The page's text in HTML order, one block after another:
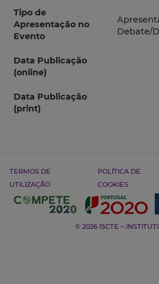
Tipo de
Apresentação no
Evento
Debate/
Data Publicação
(online)
Data Publicação
(print)
TERMOS DE
UTILIZAÇÃO
POLÍTICA DE
COOKIES
© 2026 ISCTE –